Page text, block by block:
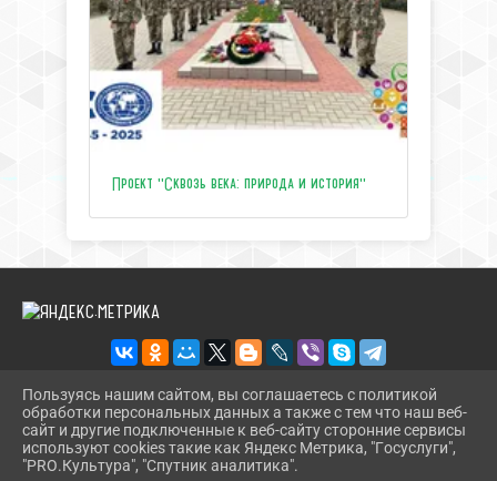
Проект "Сквозь века: природа и история"
2026 Г. ЦЕНТРТУРИЗМАТЕМРЮК.РФ
ВХОД
КАРТА САЙТА
Пользуясь нашим сайтом, вы соглашаетесь с политикой
обработки персональных данных а также с тем что наш веб-
сайт и другие подключенные к веб-сайту сторонние сервисы
используют cookies такие как Яндекс Метрика, "Госуслуги",
"PRO.Культура", "Спутник аналитика".